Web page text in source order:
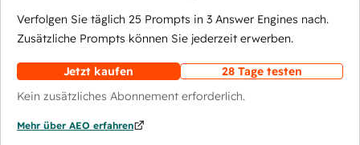
Verfolgen Sie täglich 25 Prompts in 3 Answer Engines nach.
Zusätzliche Prompts können Sie jederzeit erwerben.
Jetzt kaufen
28 Tage testen
Kein zusätzliches Abonnement erforderlich.
Mehr über AEO erfahren